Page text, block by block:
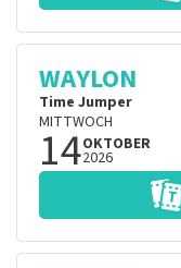
WAYLON
Time Jumper
MITTWOCH
14OKTOBER
2026